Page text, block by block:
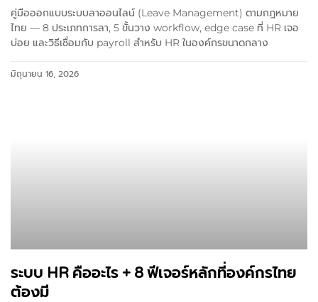
คู่มือออกแบบระบบลาออนไลน์ (Leave Management) ตามกฎหมาย
ไทย — 8 ประเภทการลา, 5 ขั้นวาง workflow, edge case ที่ HR เจอ
บ่อย และวิธีเชื่อมกับ payroll สำหรับ HR ในองค์กรขนาดกลาง
มิถุนายน 16, 2026
ระบบ HR คืออะไร + 8 ฟีเจอร์หลักที่องค์กรไทย
ต้องมี